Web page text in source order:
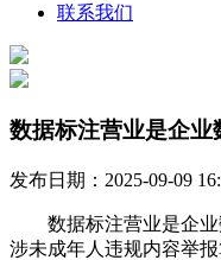
联系我们
数据标注营业是企
发布日期：2025-09-09
数据标注营业是企业数
涉未成年人违规内容举